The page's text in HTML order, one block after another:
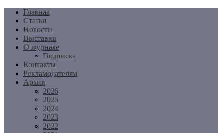
Перейти
содержимому
Главная
Статьи
Новости
Выставки
О журнале
Подписка
Контакты
Рекламодателям
Архив
2026
2025
2024
2023
2022